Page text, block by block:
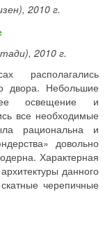
2010 г.
2010 г.
располагались
двора. Небольшие
освещение и
все необходимые
рациональна и
довольно
Характерная
данного
черепичные